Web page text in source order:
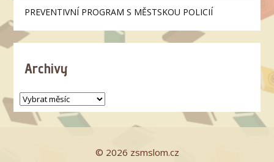
PREVENTIVNÍ PROGRAM S MĚSTSKOU POLICIÍ
Archivy
© 2026 zsmslom.cz